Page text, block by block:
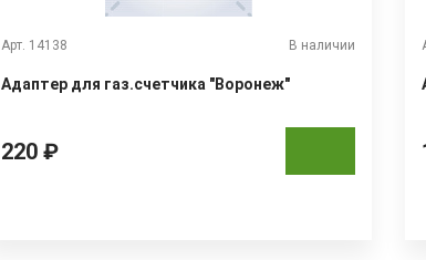
Арт. 14138 В наличии
Адаптер для газ.счетчика "Воронеж"
220 ₽